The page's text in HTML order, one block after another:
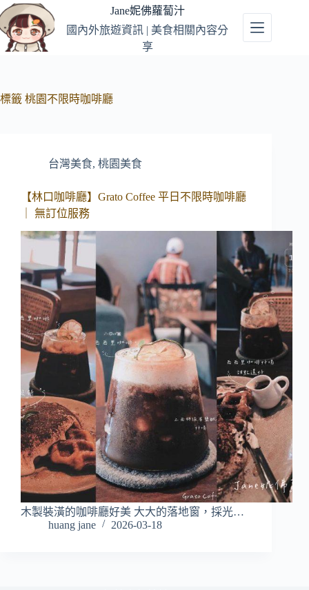
跳
至
主
容
Jane妮佛蘿蔔汁
國內外旅遊資訊 | 美食相關內容分
享
標籤 桃園不限時咖啡廳
台灣美食, 桃園美食
【林口咖啡廳】Grato Coffee 平日不限時咖啡廳
｜ 無訂位服務
木製裝潢的咖啡廳好美 大大的落地窗，採光…
huang jane
2026-03-18